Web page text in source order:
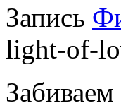
Запись
light-of-